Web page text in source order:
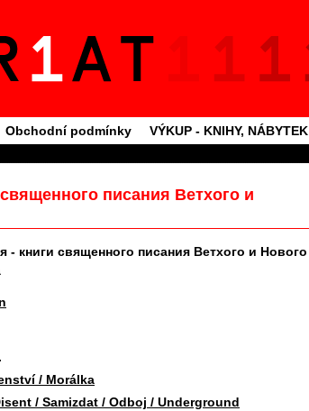
Obchodní podmínky VÝKUP - KNIHY, NÁBYTEK
писания Ветхого и
- книги священного писания Ветхого и Нового
/ Morálka
/ Samizdat / Odboj / Underground